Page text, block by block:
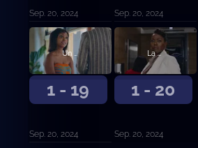
Sep. 20, 2024 Sep. 20, 2024
1 - 19
Un castillo de naipes
Sep. 20, 2024
1 - 20
La cosecha
Sep. 20, 2024